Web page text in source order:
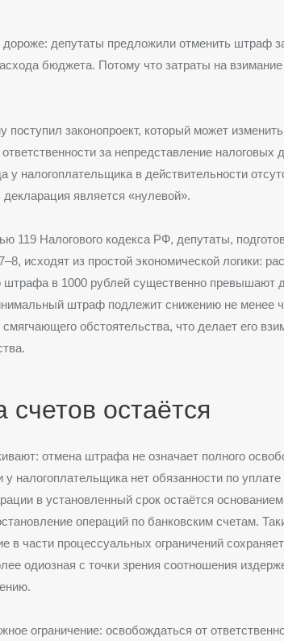
дороже: депутаты предложили отменить штраф
бюджета. Потому что затраты на
поступил законопроект, который может
за непредставление налоговых
у налогоплательщика в действительности
декларация является «нулевой».
119 Налогового кодекса РФ, депутаты,
исходят из простой экономической логики:
штрафа в 1000 рублей существенно превышают
штраф подлежит снижению не менее
обстоятельства, что делает его
счетов остаётся
отмена штрафа не означает полного
налогоплательщика нет обязанности по уплате
в установленный срок остаётся
операций по банковским счетам.
в части процессуальных ограничений
одиозная с точки зрения соотношения
ограничение: освобождаться от